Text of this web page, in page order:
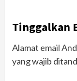
Tinggalkan
Alamat email
yang wajib